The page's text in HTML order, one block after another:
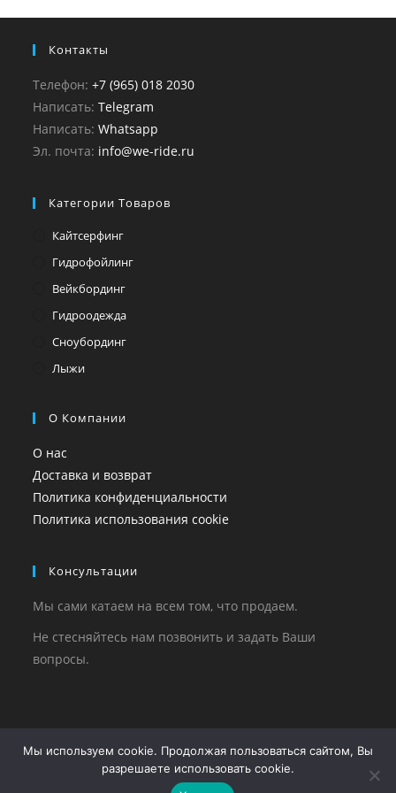
Контакты
Телефон:+7 (965) 018 2030
Написать:Telegram
Написать:Whatsapp
Эл. почта: info@we-ride.ru
Категории Товаров
Кайтсерфинг
Гидрофойлинг
Вейкбординг
Гидроодежда
Сноубординг
Лыжи
О Компании
О нас
Доставка и возврат
Политика конфиденциальности
Политика использования cookie
Консультации
Мы сами катаем на всем том, что продаем.
Не стесняйтесь нам позвонить и задать Ваши
вопросы.
Copyright 2023-2026 - WE-RIDE.RU
Информация, опубликованная на этом сайте не является
публичной офертой,
Мы используем cookie. Продолжая пользоваться сайтом, Вы
разрешаете использовать cookie.